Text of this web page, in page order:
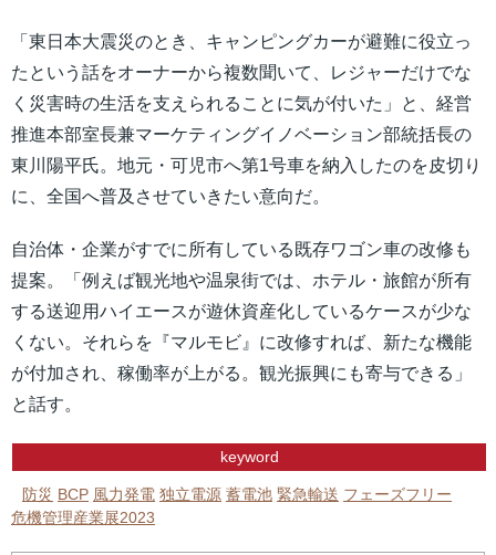
「東日本大震災のとき、キャンピングカーが避難に役立っ
たという話をオーナーから複数聞いて、レジャーだけでな
く災害時の生活を支えられることに気が付いた」と、経営
推進本部室長兼マーケティングイノベーション部統括長の
東川陽平氏。地元・可児市へ第1号車を納入したのを皮切り
に、全国へ普及させていきたい意向だ。
自治体・企業がすでに所有している既存ワゴン車の改修も
提案。「例えば観光地や温泉街では、ホテル・旅館が所有
する送迎用ハイエースが遊休資産化しているケースが少な
くない。それらを『マルモビ』に改修すれば、新たな機能
が付加され、稼働率が上がる。観光振興にも寄与できる」
と話す。
keyword
防災 BCP 風力発電 独立電源 蓄電池 緊急輸送 フェーズフリー
危機管理産業展2023